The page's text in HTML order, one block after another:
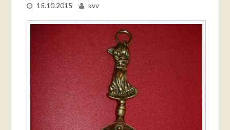
15.10.2015 kvv